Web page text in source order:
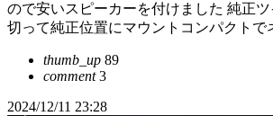
ので安いスピーカーを付けました 純正
切って純正位置にマウントコンパクトで
thumb_up 89
comment3
2024/12/11 23:28